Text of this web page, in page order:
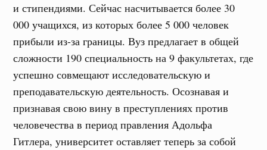
и стипендиями. Сейчас насчитывается более 30
000 учащихся, из которых более 5 000 человек
прибыли из-за границы. Вуз предлагает в общей
сложности 190 специальность на 9 факультетах, где
успешно совмещают исследовательскую и
преподавательскую деятельность. Осознавая и
признавая свою вину в преступлениях против
человечества в период правления Адольфа
Гитлера, университет оставляет теперь за собой